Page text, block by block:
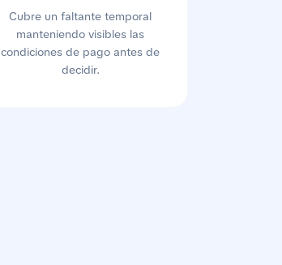
Cubre un faltante temporal
manteniendo visibles las
condiciones de pago antes de
decidir.